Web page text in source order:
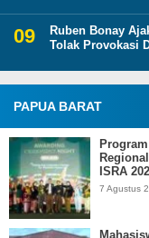
Ruben Bonay
Tolak Provokasi
PAPUA BARAT
ISRA
7 Agustus